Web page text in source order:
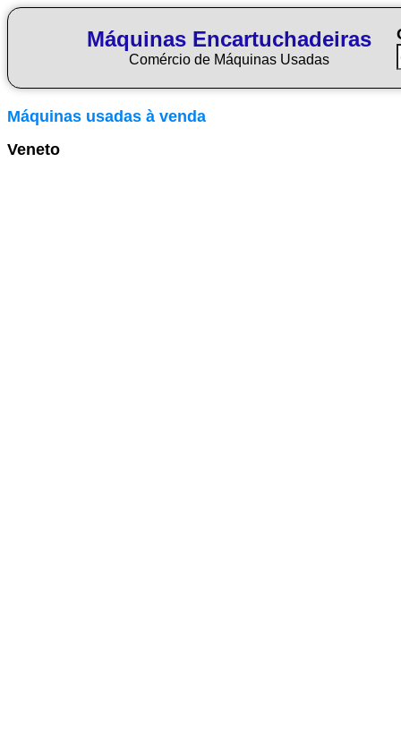
Máquinas Encartuchadeiras
Comércio de Máquinas Usadas
Máquinas usadas à venda
Veneto